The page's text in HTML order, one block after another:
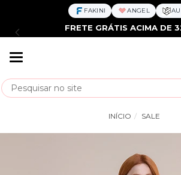
FAKINI ANGEL
FRETE GRÁTIS ACIMA DE
Busca
INÍCIO SALE